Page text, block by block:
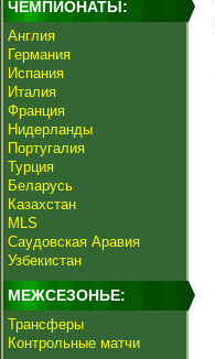
ЧЕМПИОНАТЫ:
Англия
Германия
Испания
Италия
Франция
Нидерланды
Португалия
Турция
Беларусь
Казахстан
MLS
Саудовская Аравия
Узбекистан
МЕЖСЕЗОНЬЕ:
Трансферы
Контрольные матчи